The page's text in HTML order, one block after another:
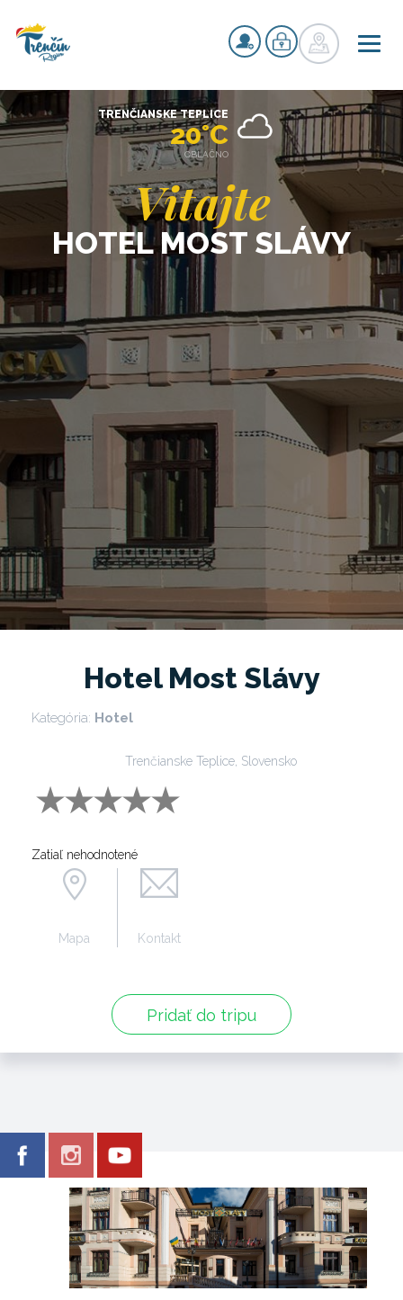
Vitajte
HOTEL MOST SLÁVY
TRENČIANSKE TEPLICE
20°C
OBLAČNO
Hotel Most Slávy
Kategória: Hotel
Trenčianske Teplice, Slovensko
Zatiaľ nehodnotené
Pridať do tripu
Mapa Kontakt